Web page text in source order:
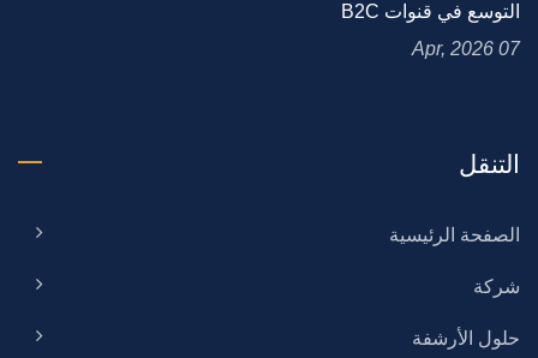
التوسع في قنوات B2C
07 Apr, 2026
التنقل
الصفحة الرئيسية
شركة
حلول الأرشفة